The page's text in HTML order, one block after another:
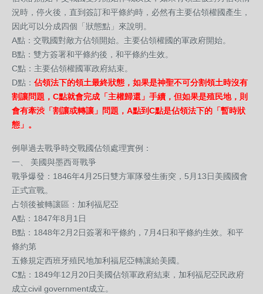
況時，停火後，直到簽訂和平條約時，必然有主要佔領權國產生，
因此可以分成四個「狀態點」來說明。
A點：交戰國對敵方佔領開始。主要佔領權國的軍政府開始。
B點：雙方簽署和平條約後，和平條約生效。
C點：主要佔領權國軍政府結束。
D點： 佔領法下的領土最終狀態，如果是神聖不可分割領土時沒有
割讓問題，C點就會完成「主權歸還」手續，但如果是殖民地，則
會有牽渋「割讓或轉讓」問題，A點到C點是佔領法下的「暫時狀
態」。
例舉過去戰爭時交戰國佔領處理實例：
一、 美國與墨西哥戰爭
戰爭爆發：1846年4月25日雙方軍隊發生衝突，5月13日美國國會
正式宣戰。
占領後被轉讓區：加利福尼亞
A點：1847年8月1日
B點：1848年2月2日簽署和平條約，7月4日和平條約生效。和平
條約第
五條規定西班牙殖民地加利福尼亞轉讓給美國。
C點：1849年12月20日美國佔領軍政府結束，加利福尼亞民政府
成立civil government成立。